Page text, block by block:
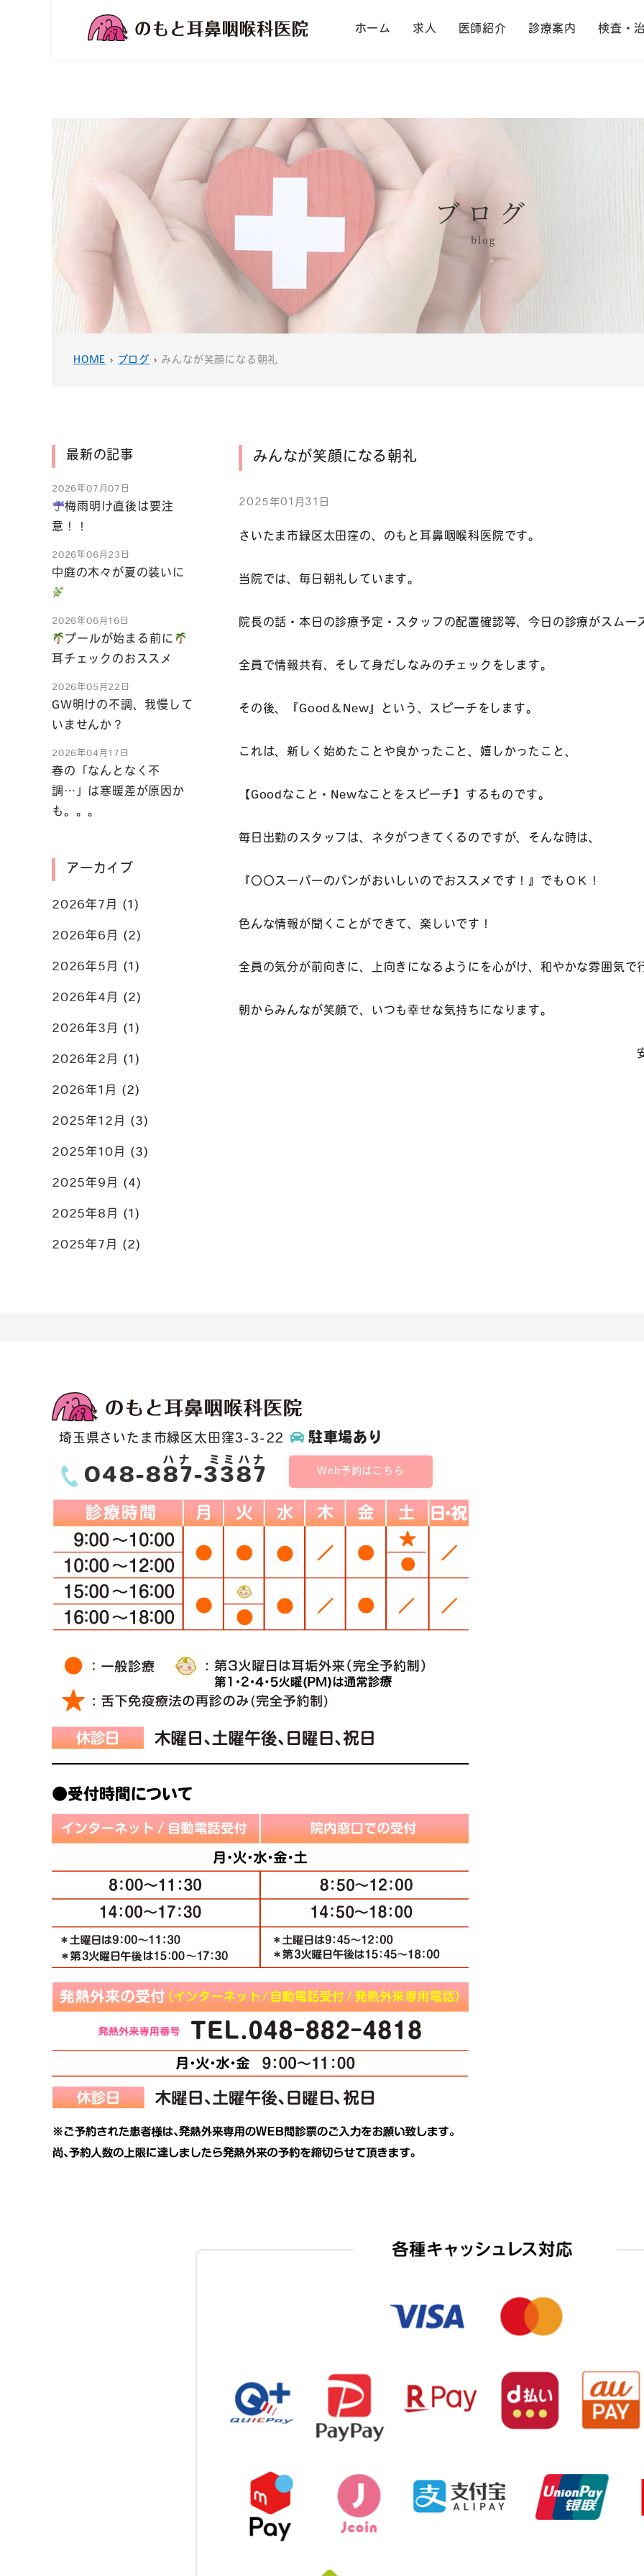
ホーム 求人 医師紹介 診療案内 検査・
ブログ
HOME › ブログ › みんなが笑顔になる朝礼
最新の記事
2026年07月07日
梅雨明け直後は要注
意！！
2026年06月23日
中庭の木々が夏の装いに
2026年06月16日
プールが始まる前に
耳チェックのおススメ
2026年05月22日
GW明けの不調、我慢して
いませんか？
2026年04月17日
春の「なんとなく不
調…」は寒暖差が原因か
も。。。
アーカイブ
2026年7月 (1)
2026年6月 (2)
2026年5月 (1)
2026年4月 (2)
2026年3月 (1)
2026年2月 (1)
2026年1月 (2)
2025年12月 (3)
2025年10月 (3)
2025年9月 (4)
2025年8月 (1)
2025年7月 (2)
みんなが笑顔になる朝礼
2025年01月31日
さいたま市緑区太田窪の、のもと耳鼻咽喉科医院です。
当院では、毎日朝礼しています。
院長の話・本日の診療予定・スタッフの配置確認等、今日の診療がスムー
全員で情報共有、そして身だしなみのチェックをします。
その後、『Good＆New』という、スピーチをします。
これは、新しく始めたことや良かったこと、嬉しかったこと、
【Goodなこと・Newなことをスピーチ】するものです。
毎日出勤のスタッフは、ネタがつきてくるのですが、そんな時は、
『〇〇スーパーのパンがおいしいのでおススメです！』でもＯＫ！
色んな情報が聞くことができて、楽しいです！
全員の気分が前向きに、上向きになるようにを心がけ、和やかな雰囲気で
朝からみんなが笑顔で、いつも幸せな気持ちになりま
安
埼玉県さいたま市緑区太田窪3-3-22 駐車場あり
048-887
ハナ
-3387
ミミハナ
Web予約はこちら